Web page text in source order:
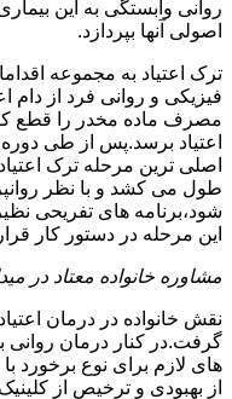
روانی وابستگی به این
اصولی آنها بپردازد.
ترک اعتیاد به مجموعه
فیزیکی و روانی فرد از دام
مصرف ماده مخدر را قطع
اعتیاد برسد.پس از طی دوره
اصلی ترین مرحله ترک
طول می کشد و با نظر
شود،برنامه های تفریحی
این مرحله در دستور کار
مشاوره خانواده معتاد در
نقش خانواده در درمان
گرفت.در کنار درمان روانی
های لازم برای نوع برخورد با
از بهبودی و ترخیص از